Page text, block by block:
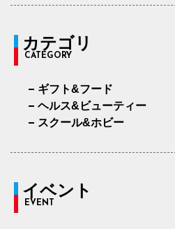
カテゴリ
CATEGORY
ギフト&フード
ヘルス&ビューティー
スクール&ホビー
イベント
EVENT